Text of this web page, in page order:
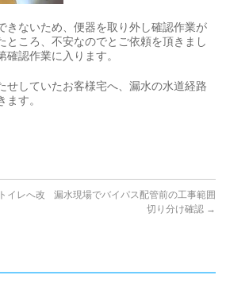
きないため、便器を取り外し確認作業が
ところ、不安なのでとご依頼を頂きまし
認作業に入ります。
せしていたお客様宅へ、漏水の水道経路
す。
イレへ改
漏水現場でバイパス配管前の工事範囲
切り分け確認 →